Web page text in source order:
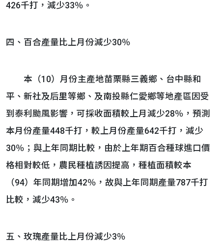
426千打，減少33％。
四、百合產量比上月份減少30％
本（10）月份主產地苗栗縣三義鄉、台中縣和
平、新社及后里等鄉、及南投縣仁愛鄉等地產區因受
到泰利颱風影響，可採收面積較上月減少28％，預測
本月份產量448千打，較上月份產量642千打，減少
30％；與上年同期比較，由於上年期百合種球進口價
格相對較低，農民種植誘因提高，種植面積較本
（94）年同期增加42％，故與上年同期產量787千打
比較，減少43％。
五、玫瑰產量比上月份減少3％